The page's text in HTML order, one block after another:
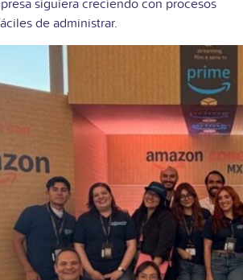
siguiera creciendo con procesos
de administrar.